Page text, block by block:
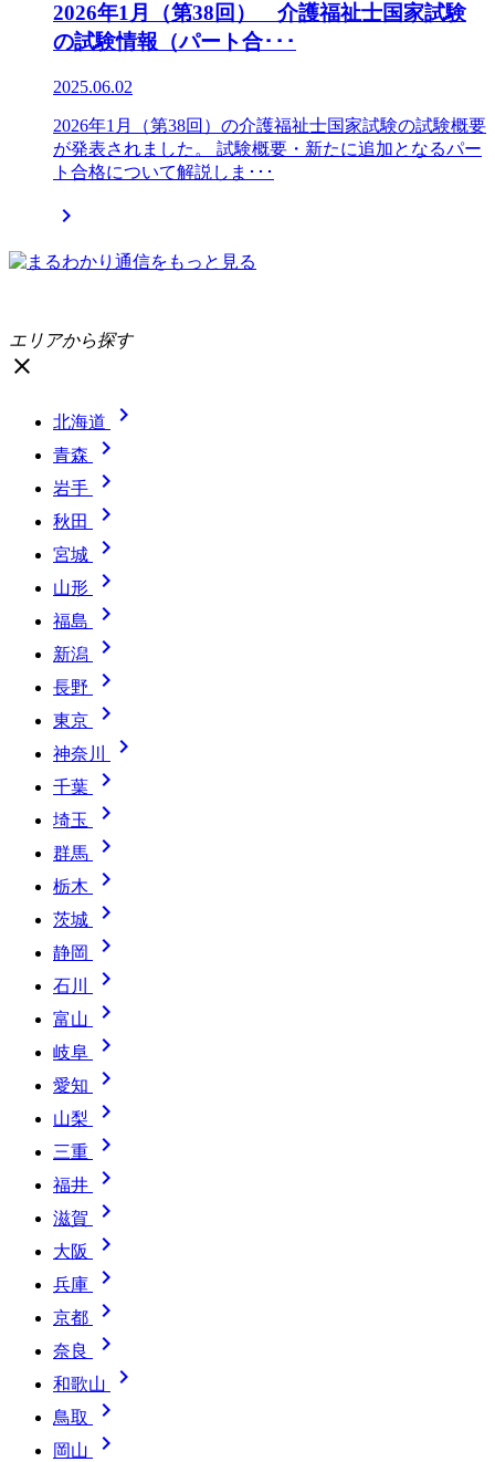
2026年1月（第38回） 介護福祉士国家試験
の試験情報（パート合･･･
2025.06.02
2026年1月（第38回）の介護福祉士国家試験の試験概要
が発表されました。 試験概要・新たに追加となるパー
ト合格について解説しま･･･

エリアから探す
close
北海道 
青森 
岩手 
秋田 
宮城 
山形 
福島 
新潟 
長野 
東京 
神奈川 
千葉 
埼玉 
群馬 
栃木 
茨城 
静岡 
石川 
富山 
岐阜 
愛知 
山梨 
三重 
福井 
滋賀 
大阪 
兵庫 
京都 
奈良 
和歌山 
鳥取 
岡山 